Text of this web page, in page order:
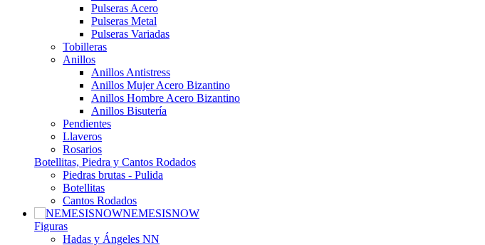
Pulseras Acero
Pulseras Metal
Pulseras Variadas
Tobilleras
Anillos
Anillos Antistress
Anillos Mujer Acero Bizantino
Anillos Hombre Acero Bizantino
Anillos Bisutería
Pendientes
Llaveros
Rosarios
Botellitas, Piedra y Cantos Rodados
Piedras brutas - Pulida
Botellitas
Cantos Rodados
NEMESISNOW
Figuras
Hadas y Ángeles NN